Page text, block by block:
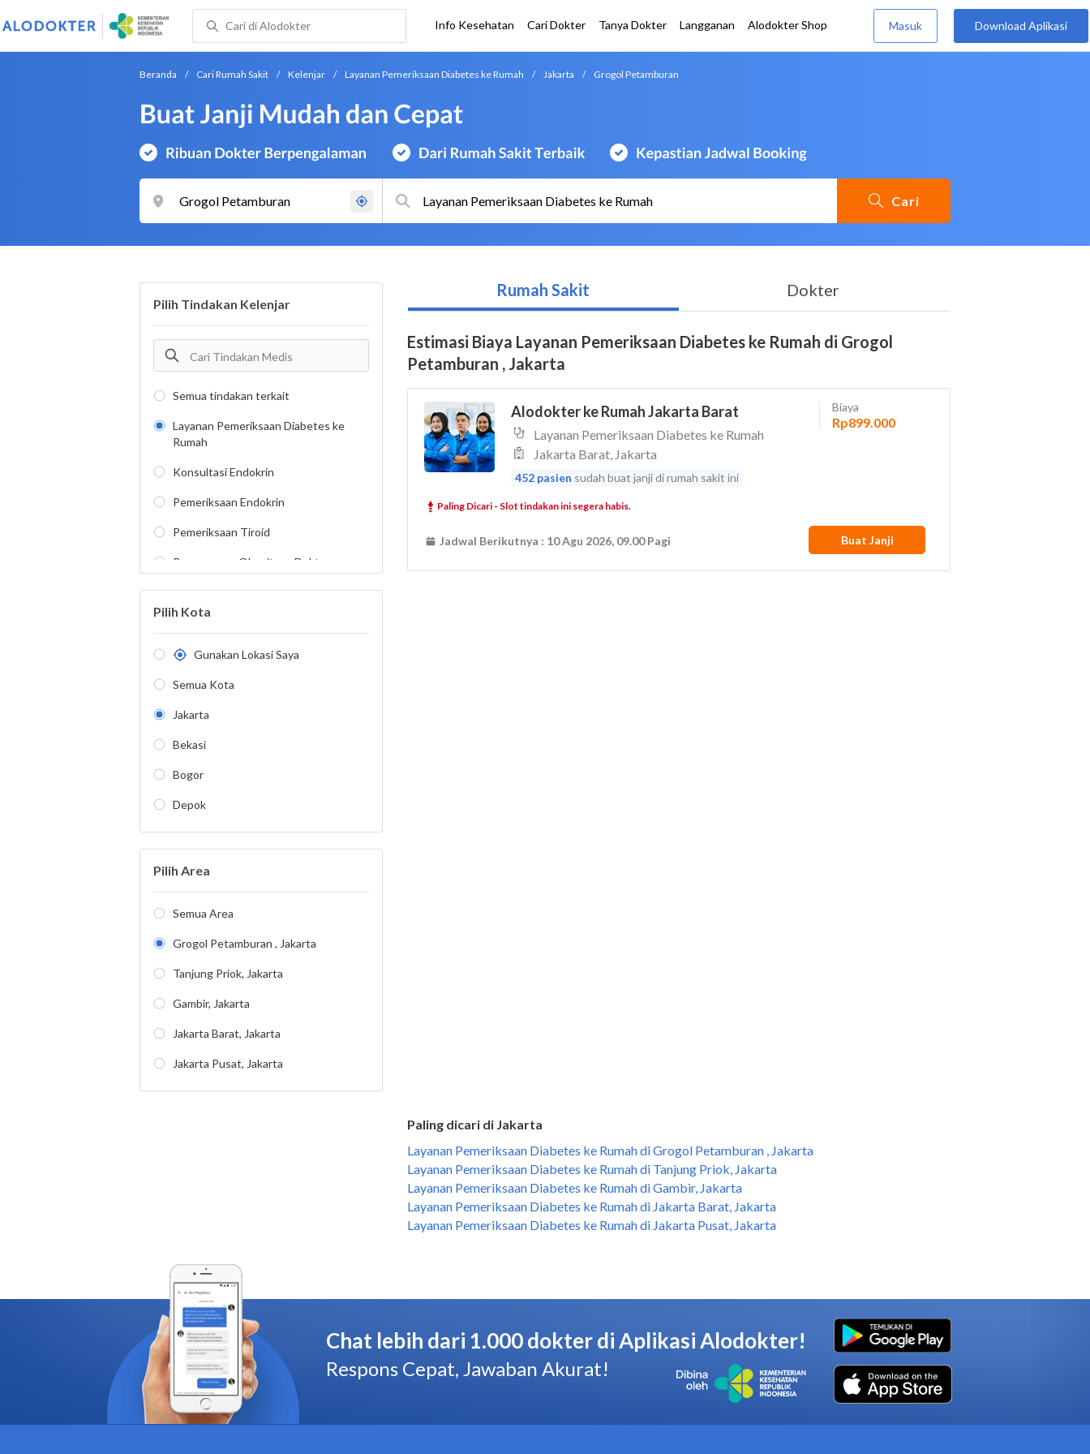
Paling dicari di Jakarta
Layanan Pemeriksaan Diabetes ke Rumah di Grogol Petamburan , Jakarta
Layanan Pemeriksaan Diabetes ke Rumah di Tanjung Priok, Jakarta
Layanan Pemeriksaan Diabetes ke Rumah di Gambir, Jakarta
Layanan Pemeriksaan Diabetes ke Rumah di Jakarta Barat, Jakarta
Layanan Pemeriksaan Diabetes ke Rumah di Jakarta Pusat, Jakarta